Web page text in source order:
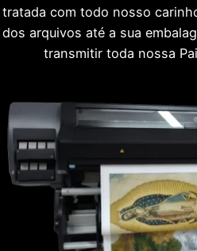
tratada com todo nosso
dos arquivos até a sua
transmitir toda nossa